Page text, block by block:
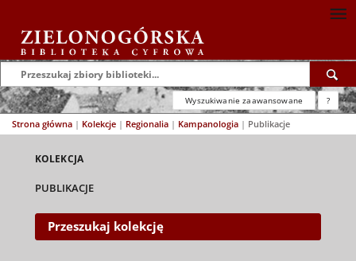
Wyszukiwanie zaawansowane ?
Strona główna | Kolekcje | Regionalia | Kampanologia | Publikacje
KOLEKCJA
PUBLIKACJE
Przeszukaj kolekcję